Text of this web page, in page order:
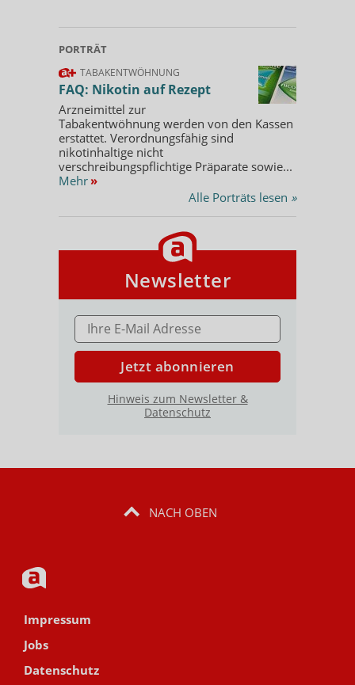
PORTRÄT
TABAKENTWÖHNUNG
FAQ: Nikotin auf Rezept
Arzneimittel zur
Tabakentwöhnung werden von den Kassen
erstattet. Verordnungsfähig sind
nikotinhaltige nicht
verschreibungspflichtige Präparate sowie...
Mehr »
Alle Porträts lesen »
Newsletter
E-MAIL ADRESSE
Jetzt abonnieren
Hinweis zum Newsletter &
Datenschutz
NACH OBEN
Impressum
Jobs
Datenschutz